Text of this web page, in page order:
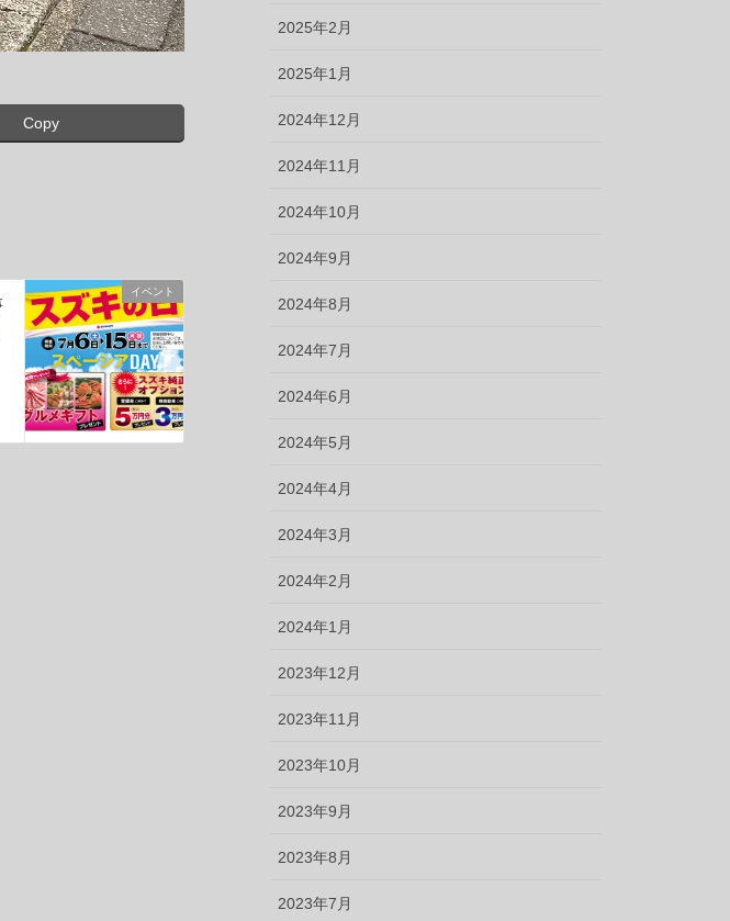
Copy
イベント
2025年2月
2025年1月
2024年12月
2024年11月
2024年10月
2024年9月
2024年8月
2024年7月
2024年6月
2024年5月
2024年4月
2024年3月
2024年2月
2024年1月
2023年12月
2023年11月
2023年10月
2023年9月
2023年8月
2023年7月